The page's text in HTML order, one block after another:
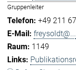
Gruppenleiter
+49 211
freysoldt@...
1149